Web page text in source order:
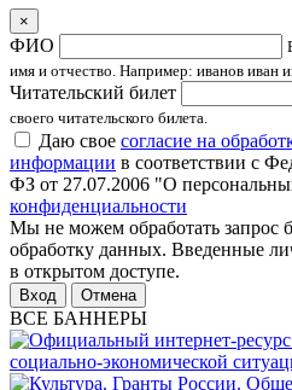
×
ФИО
имя и отчество. Например: иванов иван
Читательский билет
своего читательского билета.
Даю свое согласие на
информации в соответствии с
ФЗ от 27.07.2006 "О
конфиденциальности
Мы не можем обработать запрос
обработку данных. Введенные
в открытом доступе.
Отмена
ВСЕ БАННЕРЫ